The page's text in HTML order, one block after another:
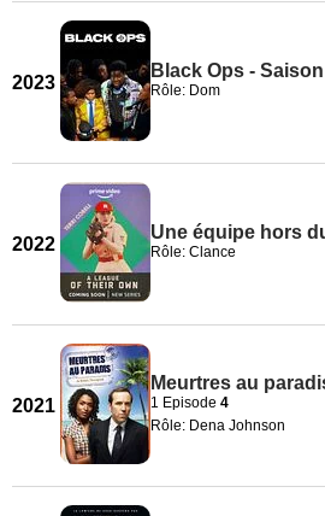
2023
Black Ops -
Rôle: Dom
2022
Une équipe hors
Rôle: Clance
2021
Meurtres au
1 Episode 4
Rôle: Dena Johnson